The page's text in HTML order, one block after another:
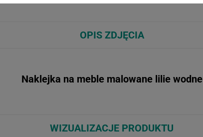
OPIS ZDJĘCIA
Naklejka na meble malowane lilie wodne
WIZUALIZACJE PRODUKTU